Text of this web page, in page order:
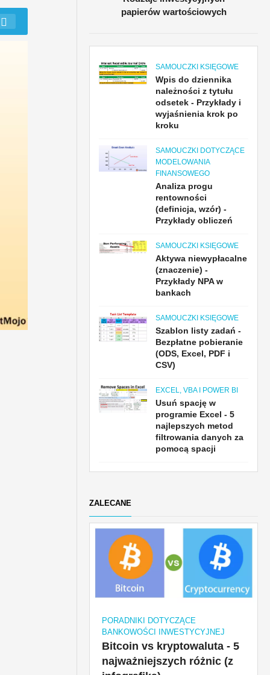
papierów wartościowych
SAMOUCZKI KSIĘGOWE
Wpis do dziennika
należności z tytułu
odsetek - Przykłady i
wyjaśnienia krok po
kroku
SAMOUCZKI DOTYCZĄCE
MODELOWANIA
FINANSOWEGO
Analiza progu
rentowności
(definicja, wzór) -
Przykłady obliczeń
SAMOUCZKI KSIĘGOWE
Aktywa niewypłacalne
(znaczenie) -
Przykłady NPA w
bankach
SAMOUCZKI KSIĘGOWE
Szablon listy zadań -
Bezpłatne pobieranie
(ODS, Excel, PDF i
CSV)
EXCEL, VBA I POWER BI
Usuń spację w
programie Excel - 5
najlepszych metod
filtrowania danych za
pomocą spacji
ZALECANE
PORADNIKI DOTYCZĄCE
BANKOWOŚCI INWESTYCYJNEJ
Bitcoin vs kryptowaluta - 5
najważniejszych różnic (z